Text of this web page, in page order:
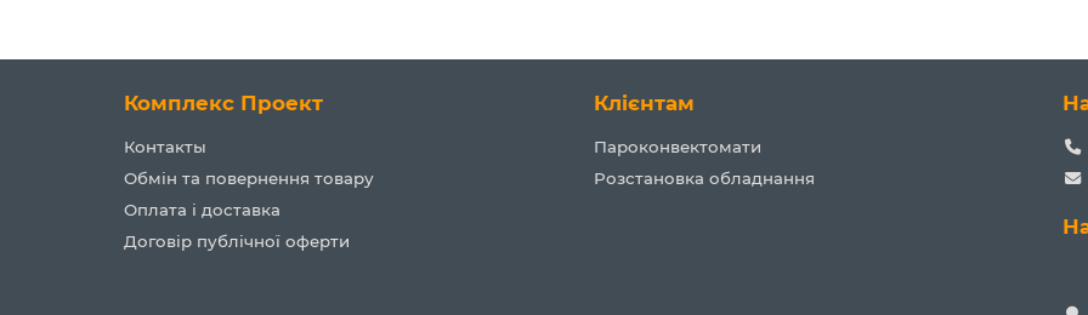
Комплекс Проект
Контакты
Обмін та повернення товару
Оплата і доставка
Договір публічної оферти
Клієнтам
Пароконвектомати
Розстановка обладнання